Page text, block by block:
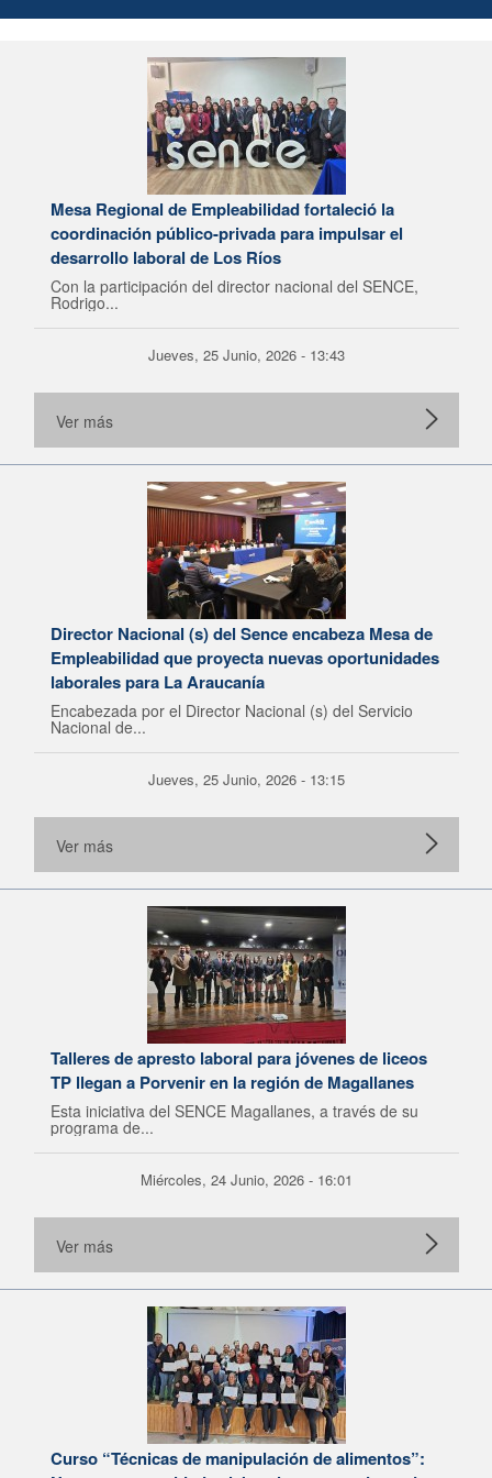
Mesa Regional de Empleabilidad fortaleció la
coordinación público-privada para impulsar el
desarrollo laboral de Los Ríos
Con la participación del director nacional del SENCE,
Rodrigo...
Jueves, 25 Junio, 2026 - 13:43
Ver más
Director Nacional (s) del Sence encabeza Mesa de
Empleabilidad que proyecta nuevas oportunidades
laborales para La Araucanía
Encabezada por el Director Nacional (s) del Servicio
Nacional de...
Jueves, 25 Junio, 2026 - 13:15
Ver más
Talleres de apresto laboral para jóvenes de liceos
TP llegan a Porvenir en la región de Magallanes
Esta iniciativa del SENCE Magallanes, a través de su
programa de...
Miércoles, 24 Junio, 2026 - 16:01
Ver más
Curso “Técnicas de manipulación de alimentos”: